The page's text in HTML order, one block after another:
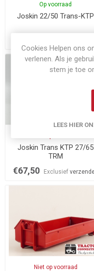
Op voorraad
Joskin 22/50 Trans-KTP
Joskin Trans KTP 27/65
TRM
€67,50 Exclusief
Niet op voorraad
Cookies Helpen ons
verlenen. Als je
stem je toe
LEES HIER